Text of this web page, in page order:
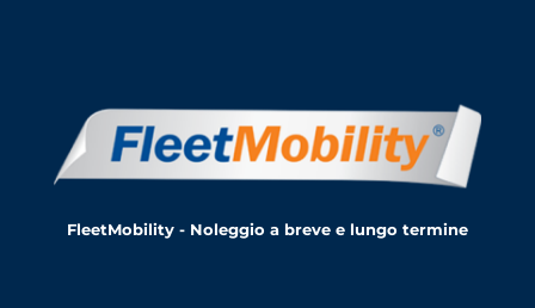
FleetMobility - Noleggio a breve e lungo termine